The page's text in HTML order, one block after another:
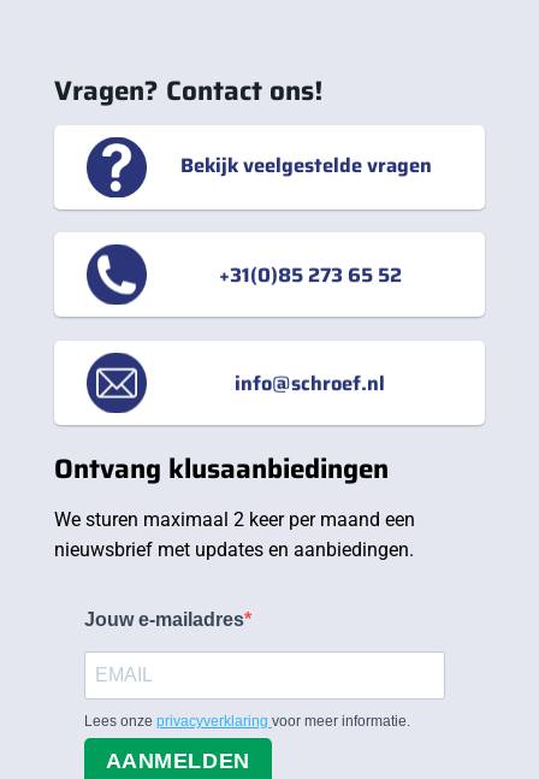
Vragen? Contact ons!
Bekijk veelgestelde vragen
+31(0)85 273 65 52
info@schroef.nl
Ontvang klusaanbiedingen
We sturen maximaal 2 keer per maand een
nieuwsbrief met updates en aanbiedingen.
Jouw e-mailadres
Lees onze privacyverklaring voor meer informatie.
AANMELDEN